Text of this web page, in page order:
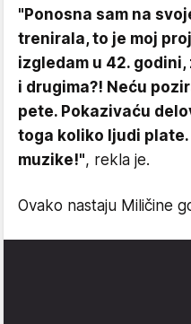
"Ponosna sam na
trenirala, to je moj
izgledam u 42.
i drugima?! Neću
pete. Pokazivaću
toga koliko ljudi
muzike!", rekla je.
Ovako nastaju Miličine